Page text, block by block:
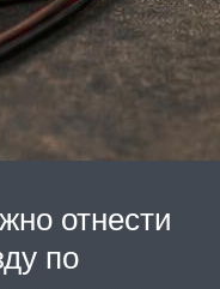
отнести
по